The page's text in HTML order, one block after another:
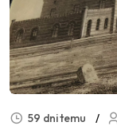
59 dni temu